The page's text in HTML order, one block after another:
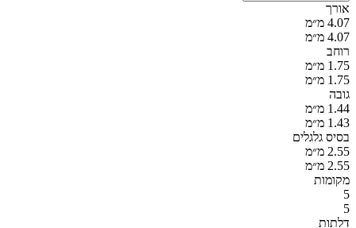
אורך
4.07 מ״מ
4.07 מ״מ
רוחב
1.75 מ״מ
1.75 מ״מ
גובה
1.44 מ״מ
1.43 מ״מ
בסיס גלגלים
2.55 מ״מ
2.55 מ״מ
מקומות
5
5
דלתות